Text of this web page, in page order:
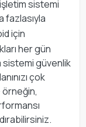
sistemi
fazlasıyla
için
her gün
sistemi güvenlik
çok